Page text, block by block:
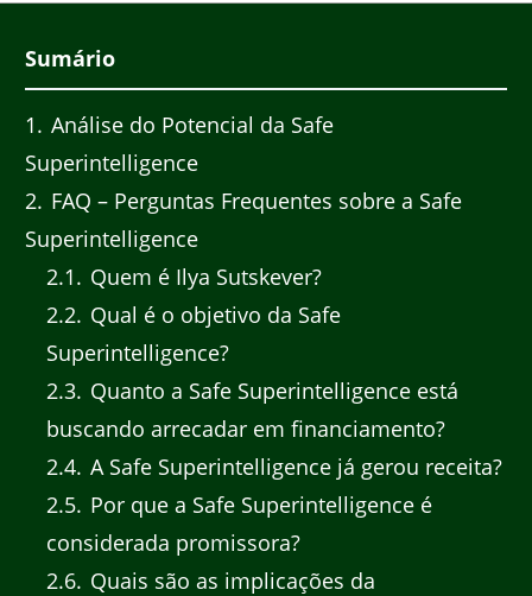
Sumário
1
Análise do Potencial da Safe
Superintelligence
2 FAQ – Perguntas Frequentes sobre a Safe
Superintelligence
2.1
Quem é Ilya Sutskever?
2.2 Qual é o objetivo da Safe
Superintelligence?
2.3 Quanto a Safe Superintelligence está
buscando arrecadar em financiamento?
2.4 A Safe Superintelligence já gerou receita?
2.5 Por que a Safe Superintelligence é
considerada promissora?
2.6 Quais são as implicações da